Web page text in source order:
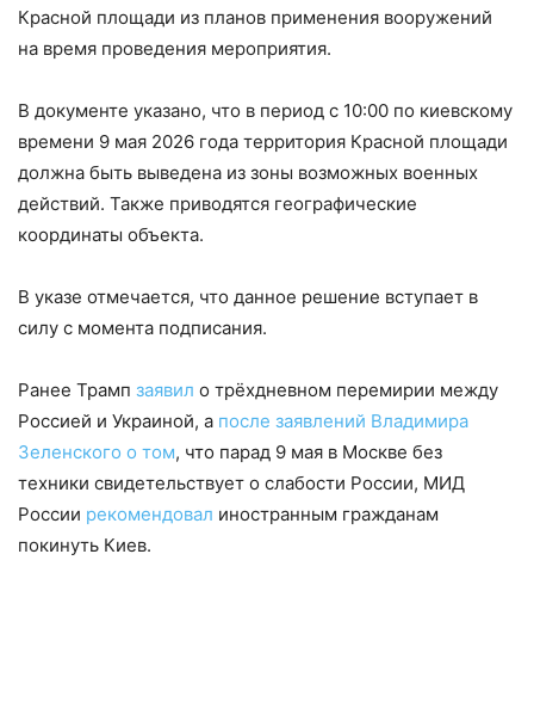
Красной площади из планов применения вооружений
на время проведения мероприятия.
В документе указано, что в период с 10:00 по киевскому
времени 9 мая 2026 года территория Красной площади
должна быть выведена из зоны возможных военных
действий. Также приводятся географические
координаты объекта.
В указе отмечается, что данное решение вступает в
силу с момента подписания.
Ранее Трамп заявил о трёхдневном перемирии между
Россией и Украиной, а после заявлений Владимира
Зеленского о том, что парад 9 мая в Москве без
техники свидетельствует о слабости России, МИД
России рекомендовал иностранным гражданам
покинуть Киев.